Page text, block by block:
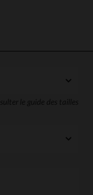
le guide des tailles